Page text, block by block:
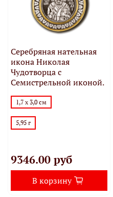
Серебряная нательная
икона Николая
Чудотворца с
Семистрельной иконой.
1,7 х 3,0 см
5,95 г
9346.00 руб
В корзину